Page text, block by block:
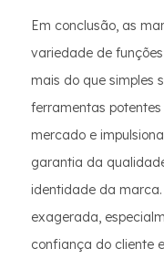
Em conclusão, as
variedade de
mais do que simples
ferramentas
mercado e
garantia da
identidade da
exagerada,
confiança do cliente